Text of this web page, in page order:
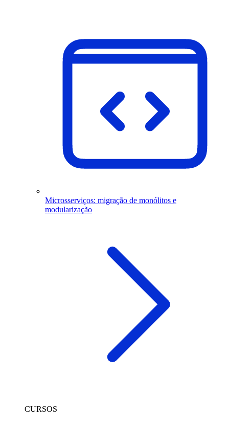
Microsserviços: migração de monólitos e
modularização
CURSOS